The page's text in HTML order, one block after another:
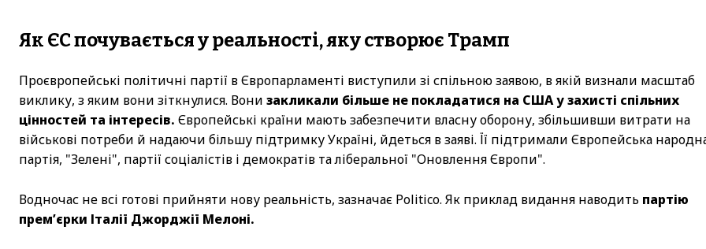
Як ЄС почувається у реальності, яку створює Трамп
Проєвропейські політичні партії в Європарламенті виступили зі спільною заявою, в якій визнали масштаб
виклику, з яким вони зіткнулися. Вони закликали більше не покладатися на США у захисті спільних
цінностей та інтересів. Європейські країни мають забезпечити власну оборону, збільшивши витрати на
військові потреби й надаючи більшу підтримку Україні, йдеться в заяві. Її підтримали Європейська
партія, "Зелені", партії соціалістів і демократів та ліберальної "Оновлення Європи".
Водночас не всі готові прийняти нову реальність, зазначає Politico. Як приклад видання наводить партію
прем’єрки Італії Джорджії Мелоні.